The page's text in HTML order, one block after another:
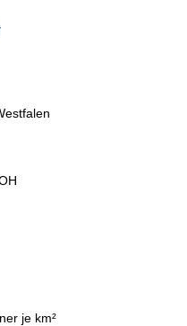
je km²